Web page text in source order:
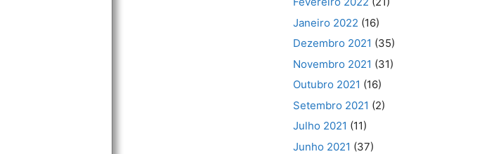
Janeiro 2022 (16)
Dezembro 2021 (35)
Novembro 2021 (31)
Outubro 2021 (16)
Setembro 2021 (2)
Julho 2021 (11)
Junho 2021 (37)